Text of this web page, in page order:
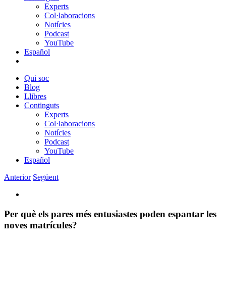
Experts
Col·laboracions
Notícies
Podcast
YouTube
Español
Qui soc
Blog
Llibres
Continguts
Experts
Col·laboracions
Notícies
Podcast
YouTube
Español
Anterior Següent
Image
Per què els pares més entusiastes poden espantar les
noves matrícules?